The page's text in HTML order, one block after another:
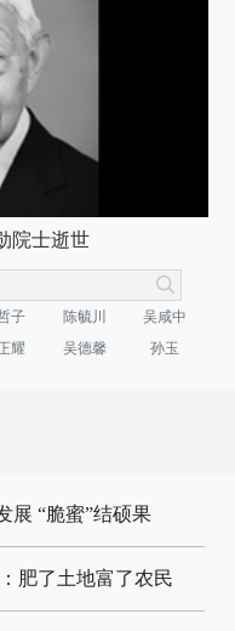
院士逝世
子 陈毓川
吴咸中
耀 吴德馨 孙玉
展 “脆蜜”结硕果
肥了土地富了农民